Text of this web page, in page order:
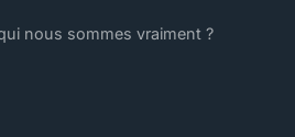
nous sommes vraiment ?